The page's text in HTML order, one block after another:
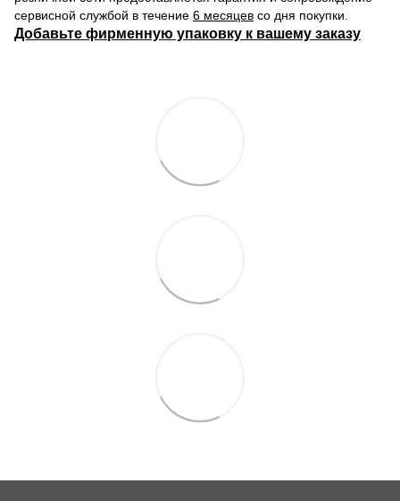
сервисной службой в течение 6 месяцев со дня покупки.
Добавьте фирменную упаковку к вашему заказу